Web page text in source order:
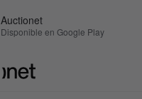
Auctionet
Disponible en Google Play